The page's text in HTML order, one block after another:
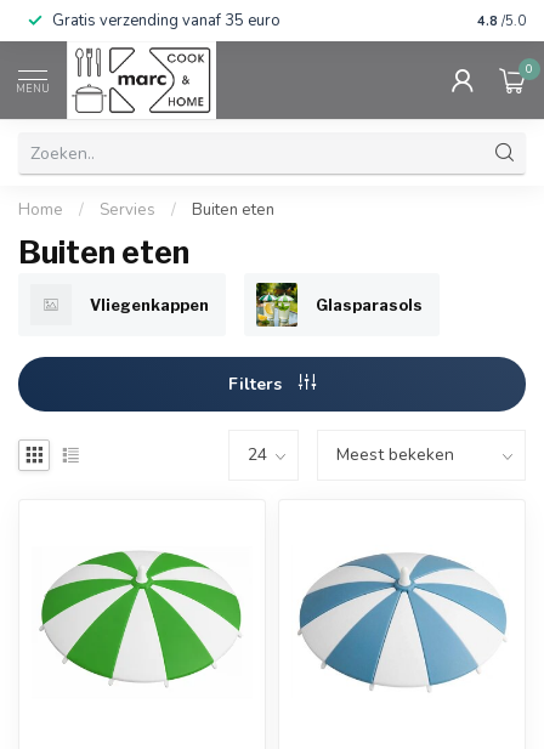
Gratis verzending vanaf 35 euro 4.8 /5.0
MENU
0
Home / Servies / Buiten eten
Buiten eten
Vliegenkappen Glasparasols
Filters